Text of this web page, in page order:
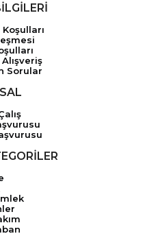
Sorular